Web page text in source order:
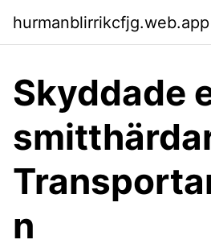
hurmanblirrikcfjg.web.app
Skyddade
n